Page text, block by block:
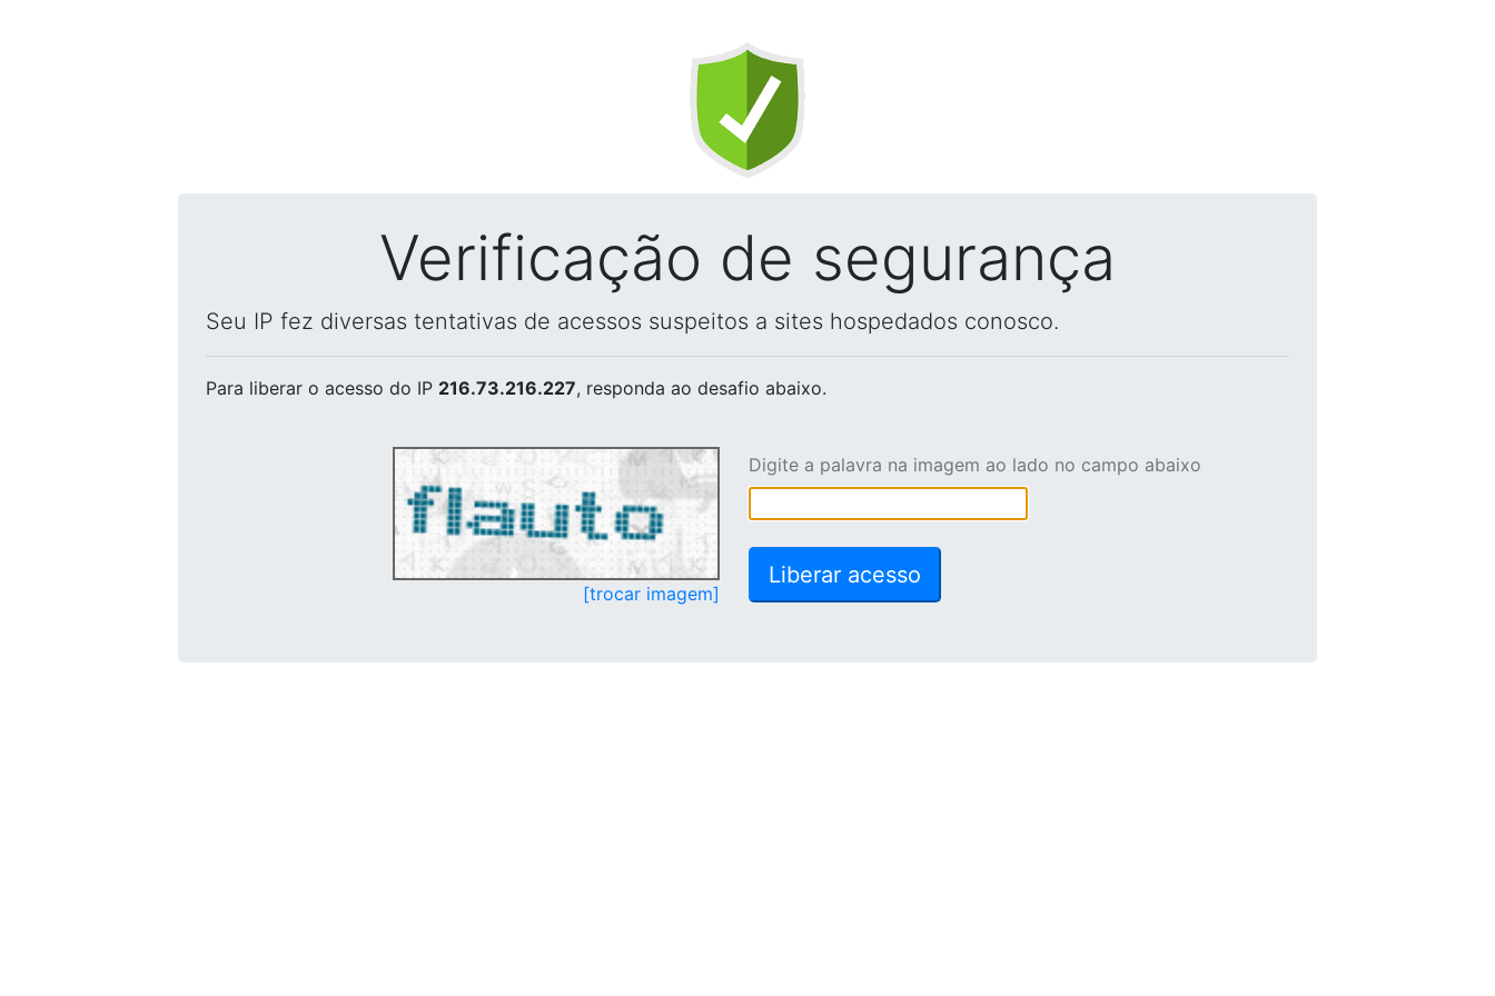
Verificação de segurança
Seu IP fez diversas tentativas de acessos suspeitos a sites hospedados conosco.
Para liberar o acesso do IP 216.73.216.227, responda ao desafio abaixo.
[trocar imagem]
Digite a palavra na imagem ao lado no campo abaixo